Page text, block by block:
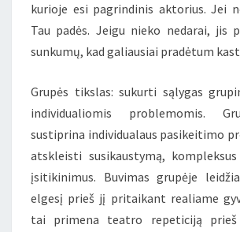
kurioje esi pagrindinis aktorius. Jei
Tau padės. Jeigu nieko nedarai, jis
sunkumų, kad galiausiai pradėtum
Grupės tikslas: sukurti sąlygas
individualiomis problemomis.
sustiprina individualaus pasikeitimo
atskleisti susikaustymą,
įsitikinimus. Buvimas grupėje
elgesį prieš jį pritaikant realiame
tai primena teatro repeticiją prieš